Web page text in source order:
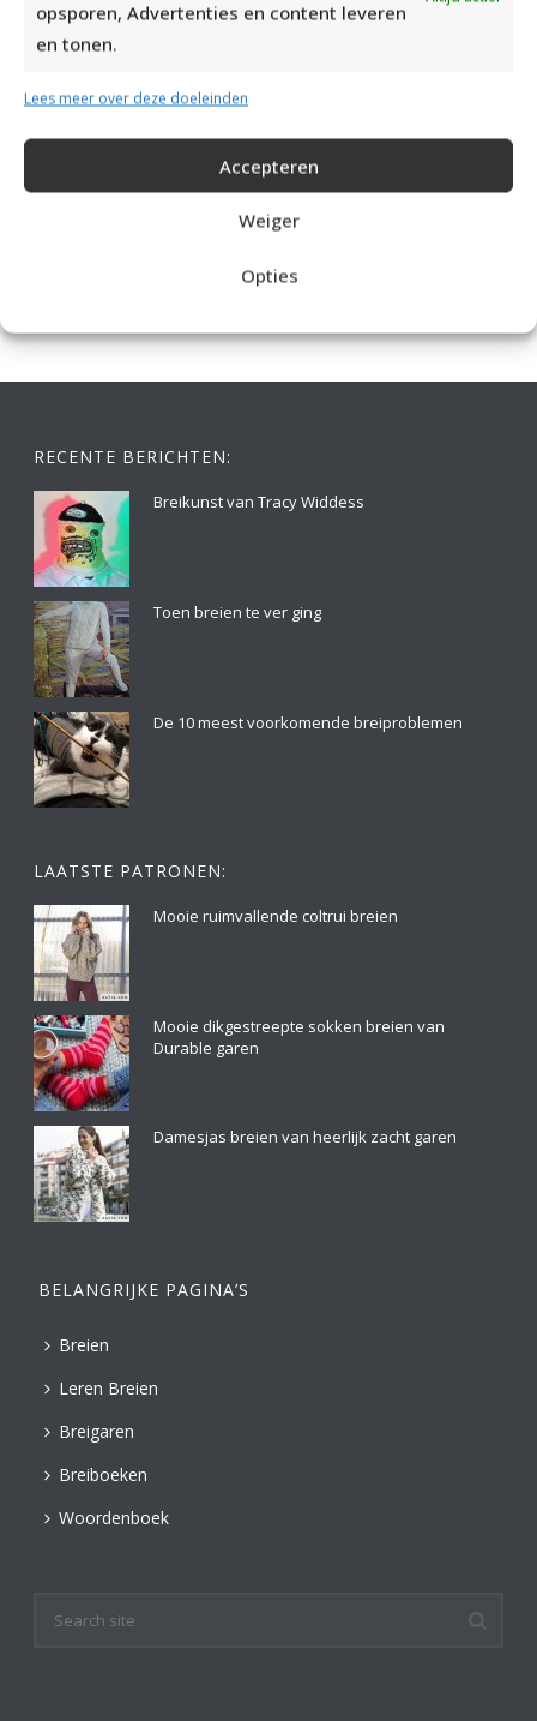
opsporen, Advertenties en content leveren
en tonen.
Lees meer over deze doeleinden
Accepteren
Weiger
Opties
RECENTE BERICHTEN:
Breikunst van Tracy Widdess
Toen breien te ver ging
De 10 meest voorkomende breiproblemen
LAATSTE PATRONEN:
Mooie ruimvallende coltrui breien
Mooie dikgestreepte sokken breien van
Durable garen
Damesjas breien van heerlijk zacht garen
BELANGRIJKE PAGINA’S
Breien
Leren Breien
Breigaren
Breiboeken
Woordenboek